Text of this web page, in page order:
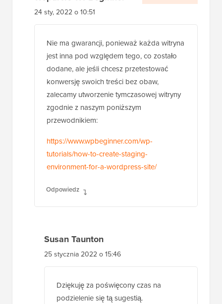
24 sty, 2022 o 10:51
Nie ma gwarancji, ponieważ każda witryna
jest inna pod względem tego, co zostało
dodane, ale jeśli chcesz przetestować
konwersję swoich treści bez obaw,
zalecamy utworzenie tymczasowej witryny
zgodnie z naszym poniższym
przewodnikiem:
https://www.wpbeginner.com/wp-
tutorials/how-to-create-staging-
environment-for-a-wordpress-site/
Odpowiedz
Susan Taunton
25 stycznia 2022 o 15:46
Dziękuję za poświęcony czas na
podzielenie się tą sugestią.